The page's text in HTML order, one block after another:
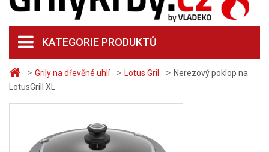
> Grily na dřevěné uhlí > Lotus Gril > Nerezový poklop na
LotusGrill XL
KATEGORIE PRODUKTŮ